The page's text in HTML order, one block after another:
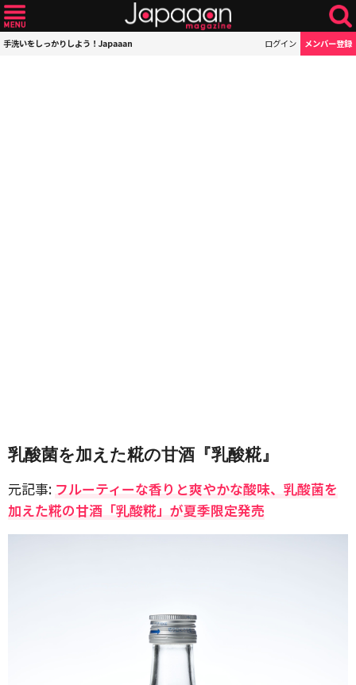
手洗いをしっかりしよう！Japaaan ログイン メンバー登録
乳酸菌を加えた糀の甘酒『乳酸糀』
元記事: フルーティーな香りと爽やかな酸味、乳酸菌を
加えた糀の甘酒「乳酸糀」が夏季限定発売